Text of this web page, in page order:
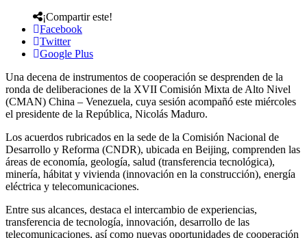
¡Compartir este!
Facebook
Twitter
Google Plus
Una decena de instrumentos de cooperación se desprenden de la
ronda de deliberaciones de la XVII Comisión Mixta de Alto Nivel
(CMAN) China – Venezuela, cuya sesión acompañó este miércoles
el presidente de la República, Nicolás Maduro.
Los acuerdos rubricados en la sede de la Comisión Nacional de
Desarrollo y Reforma (CNDR), ubicada en Beijing, comprenden las
áreas de economía, geología, salud (transferencia tecnológica),
minería, hábitat y vivienda (innovación en la construcción), energía
eléctrica y telecomunicaciones.
Entre sus alcances, destaca el intercambio de experiencias,
transferencia de tecnología, innovación, desarrollo de las
telecomunicaciones, así como nuevas oportunidades de cooperación